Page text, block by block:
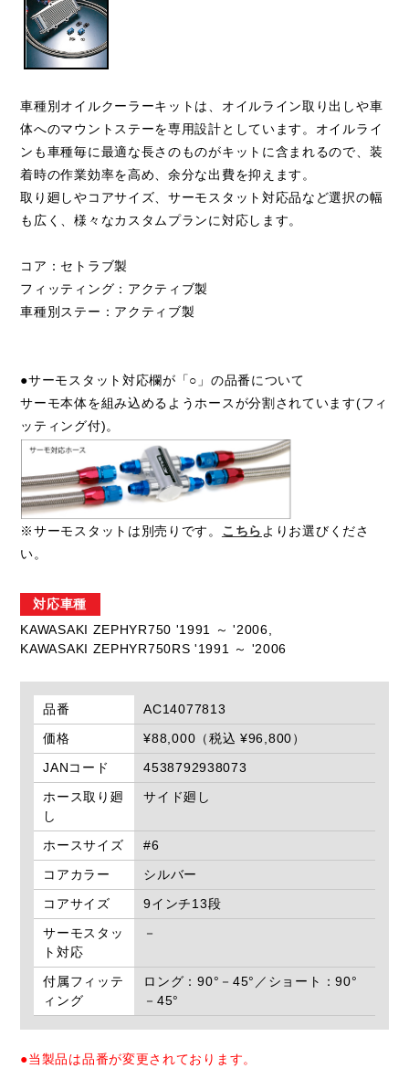
車種別オイルクーラーキットは、オイルライン取り出しや車
体へのマウントステーを専用設計としています。オイルライ
ンも車種毎に最適な長さのものがキットに含まれるので、装
着時の作業効率を高め、余分な出費を抑えます。
取り廻しやコアサイズ、サーモスタット対応品など選択の幅
も広く、様々なカスタムプランに対応します。
コア：セトラブ製
フィッティング：アクティブ製
車種別ステー：アクティブ製
●サーモスタット対応欄が「○」の品番について
サーモ本体を組み込めるようホースが分割されています(フィ
ッティング付)。
※サーモスタットは別売りです。 こちら よりお選びくださ
い。
対応車種
KAWASAKI ZEPHYR750 '1991 ～ '2006,
KAWASAKI ZEPHYR750RS '1991 ～ '2006
品番
AC14077813
価格
¥88,000（税込 ¥96,800）
JANコード
4538792938073
ホース取り廻
し
サイド廻し
ホースサイズ
#6
コアカラー
シルバー
コアサイズ
9インチ13段
サーモスタッ
ト対応
－
付属フィッテ
ィング
ロング：90°－45°／ショート：90°
－45°
●当製品は品番が変更されております。